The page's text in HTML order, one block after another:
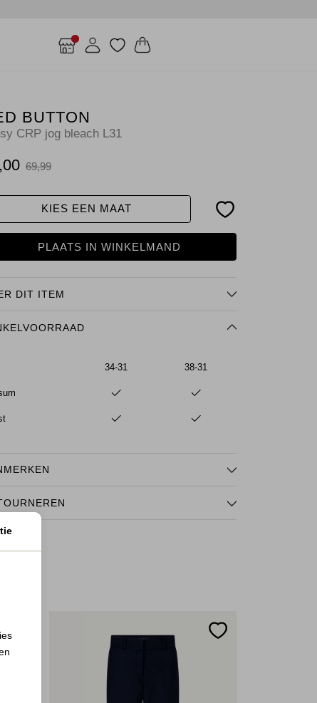
BUTTON
CRP jog bleach L31
69,99
KIES EEN MAAT
PLAATS IN WINKELMAND
DIT ITEM
34-31 38-31